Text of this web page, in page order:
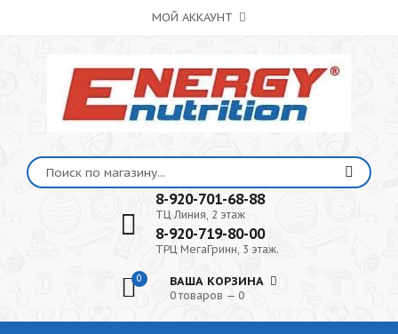
МОЙ АККАУНТ
8-920-701-68-88
ТЦ Линия, 2 этаж
8-920-719-80-00
ТРЦ МегаГринн, 3 этаж.
0 ВАША КОРЗИНА
0 товаров — 0